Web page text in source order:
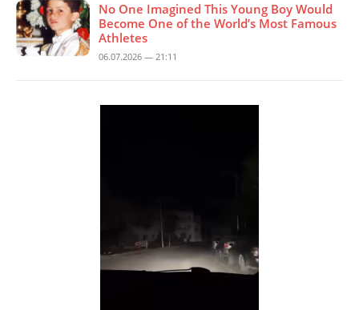
No One Imagined This Young Boy Would
Become One of the World’s Most Famous
Athletes
06.07.2026 — 21:11